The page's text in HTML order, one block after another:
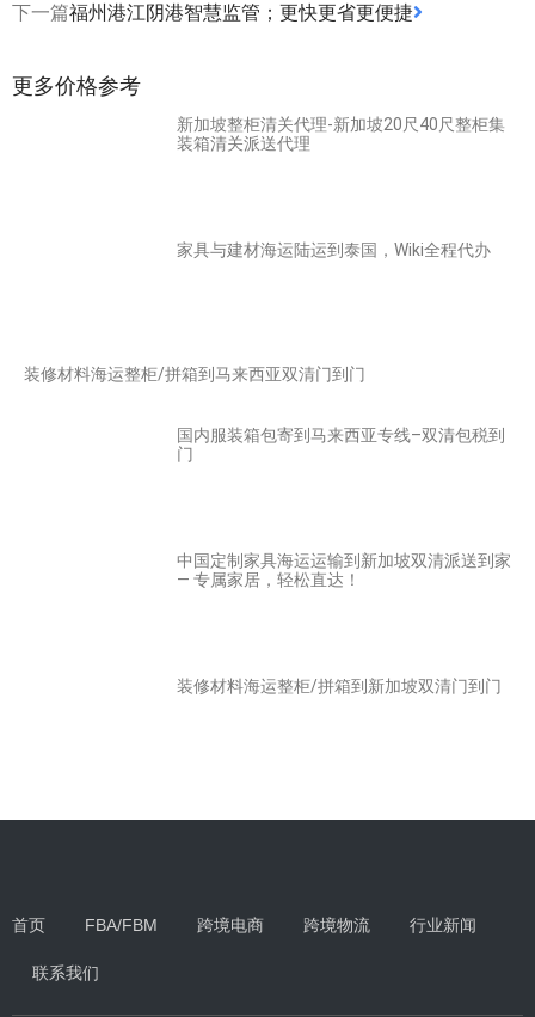
下一篇福州港江阴港智慧监管；更快更省更便捷
更多价格参考
新加坡整柜清关代理-新加坡20尺40尺整柜集
装箱清关派送代理
家具与建材海运陆运到泰国，Wiki全程代办
装修材料海运整柜/拼箱到马来西亚双清门到门
国内服装箱包寄到马来西亚专线–双清包税到
门
中国定制家具海运运输到新加坡双清派送到家
— 专属家居，轻松直达！
装修材料海运整柜/拼箱到新加坡双清门到门
首页 FBA/FBM 跨境电商 跨境物流 行业新闻
联系我们